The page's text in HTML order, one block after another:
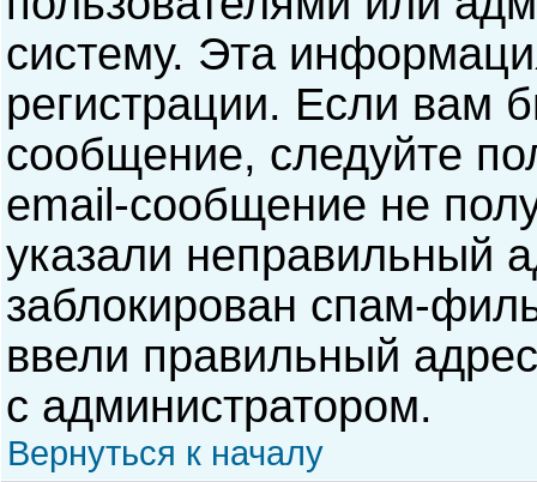
систему. Эта
регистрации. Если вам
сообщение, следуйте
email-сообщение не
указали неправильный
заблокирован спам-
ввели правильный
с администратором.
Вернуться к началу